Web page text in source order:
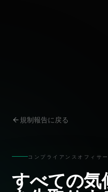
規制報告に戻る
コンプライアンスオフィサ
すべての気